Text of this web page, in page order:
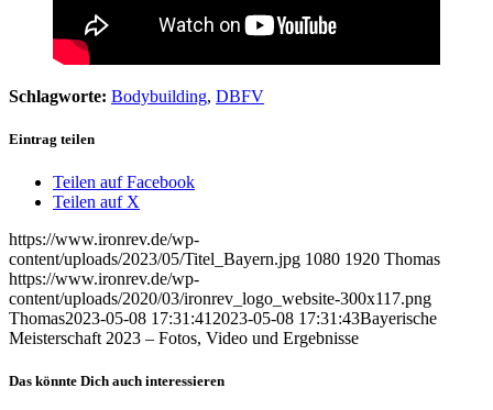
Schlagworte: Bodybuilding, DBFV
Eintrag teilen
Teilen auf Facebook
Teilen auf X
https://www.ironrev.de/wp-
content/uploads/2023/05/Titel_Bayern.jpg 1080 1920 Thomas
https://www.ironrev.de/wp-
content/uploads/2020/03/ironrev_logo_website-300x117.png
Thomas2023-05-08 17:31:41 2023-05-08 17:31:43Bayerische
Meisterschaft 2023 – Fotos, Video und Ergebnisse
Das könnte Dich auch interessieren